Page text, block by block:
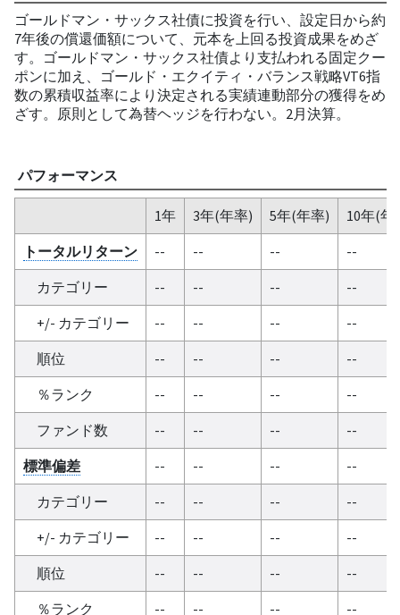
ゴールドマン・サックス社債に投資を行い、設定日から約
7年後の償還価額について、元本を上回る投資成果をめざ
す。ゴールドマン・サックス社債より支払われる固定クー
ポンに加え、ゴールド・エクイティ・バランス戦略VT6指
数の累積収益率により決定される実績連動部分の獲得をめ
ざす。原則として為替ヘッジを行わない。2月決算。
パフォーマンス
1年 3年(年率) 5年(年率)
10年(年
トータルリターン
-- -- --
--
カテゴリー
-- -- --
--
+/- カテゴリー
-- -- --
--
順位
-- -- --
--
％ランク
-- -- --
--
ファンド数
-- -- --
--
標準偏差
-- -- --
--
カテゴリー
-- -- --
--
+/- カテゴリー
-- -- --
--
順位
-- -- --
--
％ランク
-- -- -- --